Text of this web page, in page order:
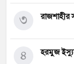
রাজশাহীর
৩
হরমুজ
৪